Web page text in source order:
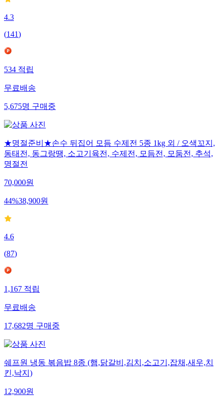
4.3
(141)
534적립
무료배송
5,675명구매중
★명절준비★손수 뒤집어 모듬 수제전 5종 1kg 외 / 오색꼬지,
동태전, 동그랑땡, 소고기육전, 수제전, 모듬전, 모둠전, 추석,
명절전
70,000원
44%38,900원
4.6
(87)
1,167적립
무료배송
17,682명구매중
쉐프원 냉동 볶음밥 8종 (햄,닭갈비,김치,소고기,잡채,새우,치
킨,낙지)
12,900원